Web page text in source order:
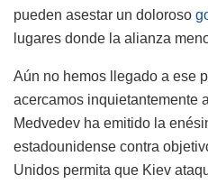
pueden asestar un doloroso
lugares donde la alianza
Aún no hemos llegado a ese
acercamos inquietantemente
Medvedev ha emitido la
estadounidense contra
Unidos permita que Kiev